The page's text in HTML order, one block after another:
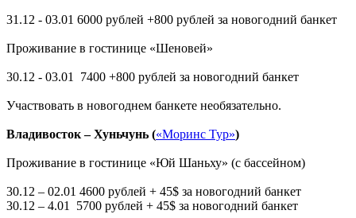
31.12 - 03.01 6000 рублей +800 рублей за новогодний банкет
Проживание в гостинице «Шеновей»
30.12 - 03.01 7400 +800 рублей за новогодний банкет
Участвовать в новогоднем банкете необязательно.
Владивосток – Хуньчунь («Моринс Тур»)
Проживание в гостинице «Юй Шаньху» (с бассейном)
30.12 – 02.01 4600 рублей + 45$ за новогодний банкет
30.12 – 4.01 5700 рублей + 45$ за новогодний банкет